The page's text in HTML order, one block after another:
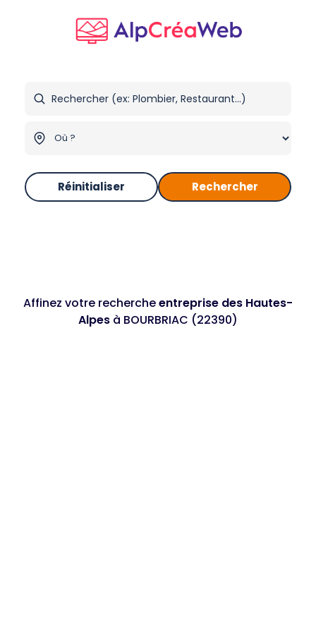
Réinitialiser Rechercher
Affinez votre rechercheentreprise des Hautes-
Alpes à BOURBRIAC (22390)